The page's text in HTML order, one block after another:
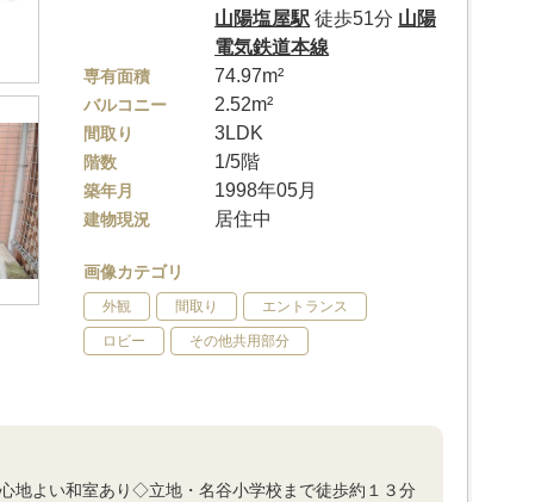
山陽塩屋駅 徒歩51分 山陽
電気鉄道本線
専有面積 74.97m²
バルコニー 2.52m²
間取り 3LDK
階数 1/5階
築年月 1998年05月
建物現況 居住中
画像カテゴリ
外観 間取り エントランス
ロビー その他共用部分
地よい和室あり◇立地・名谷小学校まで徒歩約１３分